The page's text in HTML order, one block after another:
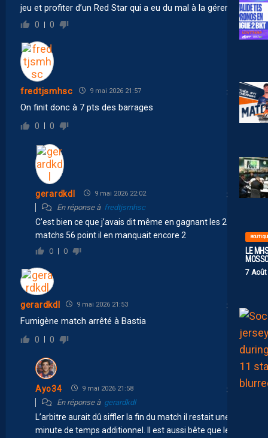
LE
7
jeu et profiter d’un Red Star qui a eu du mal à la gérer
0 0
fredtjsmhsc 9 mai 2026 21:57
On finit donc à 7 pts des barrages
0 0
gerardkdl 9 mai 2026 22:02
En réponse à fredtjsmhsc
C’est bien ce que j’avais dit même en gagnant les 2
matchs 56 point il en manquait encore 2
0 0
gerardkdl 9 mai 2026 21:53
Fumigène match arrêté à Bastia
0 0
Ayo34 9 mai 2026 21:58
En réponse à gerardkdl
L’arbitre aurait dû siffler la fin du match il restait une
minute de temps additionnel. Il est aussi bête que les